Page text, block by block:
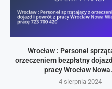
Wrocław : Personel
orzeczeniem bezpłatny
pracy Wrocław
4 sierpnia 2024